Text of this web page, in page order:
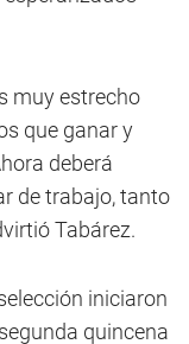
muy estrecho
que ganar y
deberá
de trabajo, tanto
Tabárez.
iniciaron
quincena